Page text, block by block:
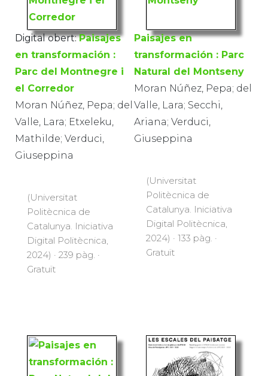
Digital obert: Paisajes
en transformación :
Parc del Montnegre i
el Corredor
Moran Núñez, Pepa; del
Valle, Lara; Etxeleku,
Mathilde; Verduci,
Giuseppina
(Universitat
Politècnica de
Catalunya. Iniciativa
Digital Politècnica,
2024) · 239 pàg. ·
Gratuït
Paisajes en
transformación : Parc
Natural del Montseny
Moran Núñez, Pepa; del
Valle, Lara; Secchi,
Ariana; Verduci,
Giuseppina
(Universitat
Politècnica de
Catalunya. Iniciativa
Digital Politècnica,
2024) · 133 pàg. ·
Gratuït